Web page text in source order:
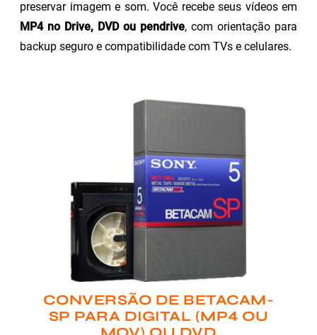
preservar imagem e som. Você recebe seus vídeos em
MP4 no Drive, DVD ou pendrive, com orientação para
backup seguro e compatibilidade com TVs e celulares.
CONVERSÃO DE BETACAM-
SP PARA DIGITAL (MP4 OU